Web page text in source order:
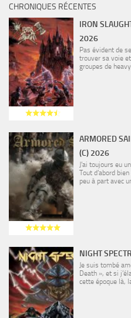
CHRONIQUES RÉCENTES
IRON
2026
Pas évident de
trouver sa voie
groupes de
ARMORED
(C) 2026
J’ai toujours eu
Tout d’abord
peu à part avec
NIGHT
Je suis tombé
Death », et si
cette époque là,